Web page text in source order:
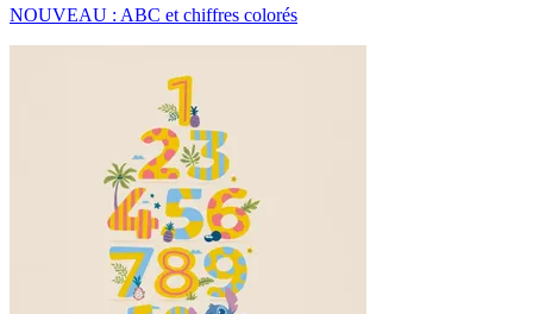
NOUVEAU : ABC et chiffres colorés